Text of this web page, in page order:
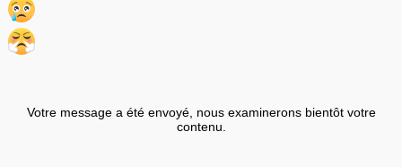
Votre message a été envoyé, nous examinerons bientôt votre
contenu.